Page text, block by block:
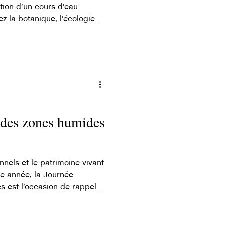
méandres
d’un cours d’eau
la botanique, l’écologie
zones humides
et le patrimoine vivant
année, la Journée
est l’occasion de rappeler